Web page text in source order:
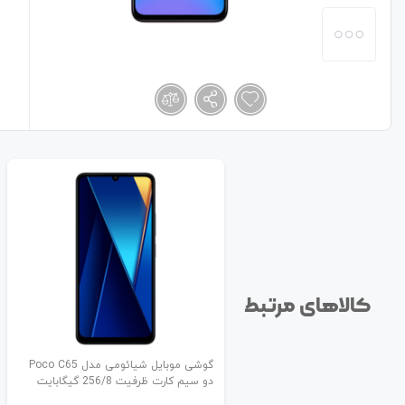
کالاهای مرتبط
گوشی موبایل شیائومی مدل Poco C65
دو سیم کارت ظرفیت 256/8 گیگابایت